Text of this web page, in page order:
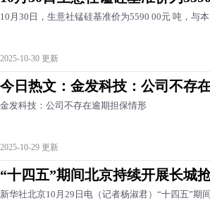
10月30日，生意社锰硅基准价为5590 00元 吨，与
2025-10-30 更新
今日热文：金发科技：公司不存
金发科技：公司不存在逾期担保情形
2025-10-29 更新
“十四五”期间北京持续开展长城
新华社北京10月29日电（记者杨淑君）“十四五”期